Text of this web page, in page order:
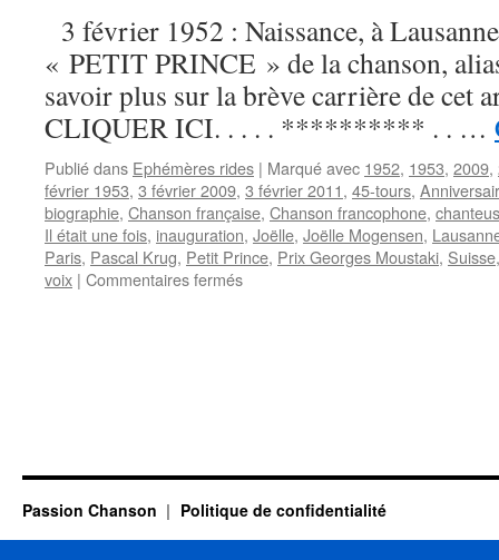
3 février 1952 : Naissance, à
« PETIT PRINCE » de la chanson,
savoir plus sur la brève carrière de cet
CLIQUER ICI. . . . . ********** . . …
Publié dans Ephémères rides | Marqué avec 1952, 1953, 2009,
février 1953, 3 février 2009, 3 février 2011, 45-tours,
biographie, Chanson française, Chanson francophone,
Il était une fois, inauguration, Joëlle, Joëlle Mogensen,
Paris, Pascal Krug, Petit Prince, Prix Georges Moustaki, Suisse
voix | Commentaires ferméssur
Passion Chanson Politique de confidentialité